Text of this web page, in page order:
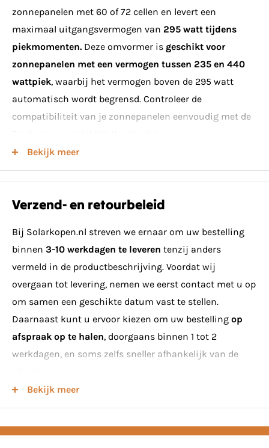
zonnepanelen met 60 of 72 cellen en levert een
maximaal uitgangsvermogen van 295 watt tijdens
piekmomenten. Deze omvormer is geschikt voor
zonnepanelen met een vermogen tussen 235 en 440
wattpiek, waarbij het vermogen boven de 295 watt
automatisch wordt begrensd. Controleer de
compatibiliteit van je zonnepanelen eenvoudig met de
Voor elk zonnepaneel is één micro-omvormer nodig.
12 panelen kunt aansluiten.
Let op:om de garantie op deze omvormers te
behouden, moeten ze worden aangesloten op een Envoy
en een relais. Houd er rekening mee dat de IQ8-serie
niet compatibel is met de IQ7-serie. Daarnaast is de
Envoy noodzakelijk om de IQ8 omvormers in gebruik te
nemen.
De krachtige smart-grid ready Enphase IQ Series
Micros™ met geïntegreerde MC4-connectoren zorgen
installatieproces en realiseren de hoogste
Bekijk meer
Verzend- en retourbeleid
Bij Solarkopen.nl streven we ernaar om uw bestelling
binnen 3-10 werkdagen te leveren tenzij anders
vermeld in de productbeschrijving. Voordat wij
overgaan tot levering, nemen we eerst contact met u op
om samen een geschikte datum vast te stellen.
Daarnaast kunt u ervoor kiezen om uw bestelling op
afspraak op te halen, doorgaans binnen 1 tot 2
werkdagen, en soms zelfs sneller afhankelijk van de
Minimumeisen voor levering van zonnepanelen
zonnepanelen voor levering eenminimum van 8 stuks
Bekijk meer